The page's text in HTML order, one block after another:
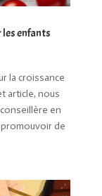
enfants
la croissance
article, nous
en
de